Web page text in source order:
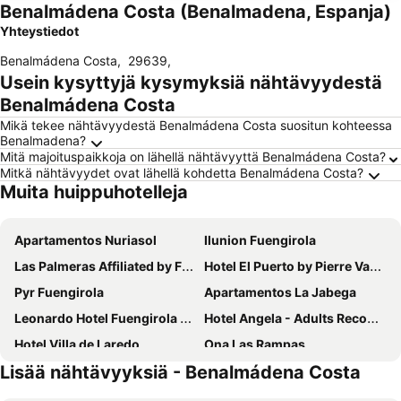
Benalmádena Costa (Benalmadena, Espanja)
Yhteystiedot
Benalmádena Costa, 29639,
Usein kysyttyjä kysymyksiä nähtävyydestä
Benalmádena Costa
Mikä tekee nähtävyydestä Benalmádena Costa suositun kohteessa
Benalmadena?
Mitä majoituspaikkoja on lähellä nähtävyyttä Benalmádena Costa?
Mitkä nähtävyydet ovat lähellä kohdetta Benalmádena Costa?
Muita huippuhotelleja
Apartamentos Nuriasol
Ilunion Fuengirola
Las Palmeras Affiliated by FERGUS
Hotel El Puerto by Pierre Vacances
Pyr Fuengirola
Apartamentos La Jabega
Leonardo Hotel Fuengirola Costa del Sol
Hotel Angela - Adults Recommended
Hotel Villa de Laredo
Ona Las Rampas
Hotel Agur
Hotel La Morena
Lisää nähtävyyksiä - Benalmádena Costa